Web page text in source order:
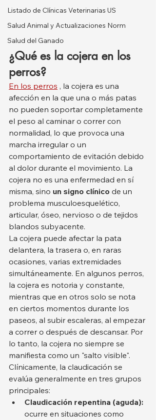
Listado de Clínicas Veterinarias US
Salud Animal y Actualizaciones Norm
Salud del Ganado
¿Qué es la cojera en los
perros?
En los perros , la cojera es una
afección en la que una o más patas
no pueden soportar completamente
el peso al caminar o correr con
normalidad, lo que provoca una
marcha irregular o un
comportamiento de evitación debido
al dolor durante el movimiento. La
cojera no es una enfermedad en sí
misma, sino un signo clínico de un
problema musculoesquelético,
articular, óseo, nervioso o de tejidos
blandos subyacente.
La cojera puede afectar la pata
delantera, la trasera o, en raras
ocasiones, varias extremidades
simultáneamente. En algunos perros,
la cojera es notoria y constante,
mientras que en otros solo se nota
en ciertos momentos durante los
paseos, al subir escaleras, al empezar
a correr o después de descansar. Por
lo tanto, la cojera no siempre se
manifiesta como un "salto visible".
Clínicamente, la claudicación se
evalúa generalmente en tres grupos
principales:
Claudicación repentina (aguda):
ocurre en situaciones como